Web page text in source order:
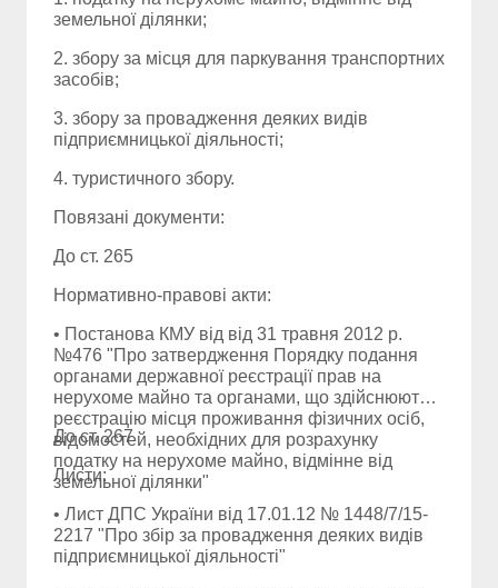
земельної ділянки;
2. збору за місця для паркування транспортних
засобів;
3. збору за провадження деяких видів
підприємницької діяльності;
4. туристичного збору.
Повязані документи:
До ст. 265
Нормативно-правові акти:
• Постанова КМУ від від 31 травня 2012 р.
№476 "Про затвердження Порядку подання
органами державної реєстрації прав на
нерухоме майно та органами, що здійснюють
реєстрацію місця проживання фізичних осіб,
відомостей, необхідних для розрахунку
податку на нерухоме майно, відмінне від
земельної ділянки"
До ст. 267
Листи:
• Лист ДПС України від 17.01.12 № 1448/7/15-
2217 "Про збір за провадження деяких видів
підприємницької діяльності"